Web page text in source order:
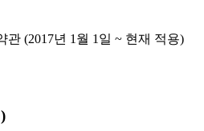
(2017년 1월 1일 ~ 현재 적용)